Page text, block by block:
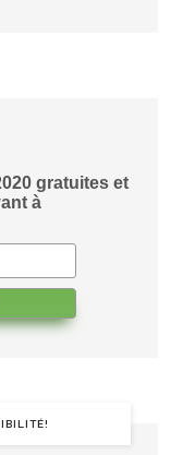
gratuites et
à